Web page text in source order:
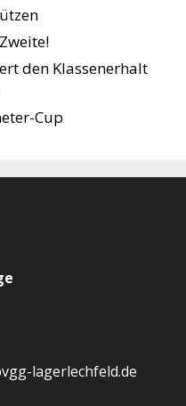
den Klassenerhalt
Cup
lagerlechfeld.de